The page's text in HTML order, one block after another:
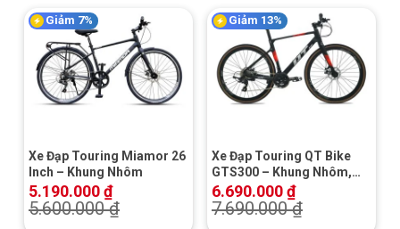
Giảm 7%
Xe Đạp Touring Miamor 26
Inch – Khung Nhôm
5.190.000₫
5.600.000₫
Giảm 13%
Xe Đạp Touring QT Bike
GTS300 – Khung Nhôm,
Shimano
6.690.000₫
7.690.000₫